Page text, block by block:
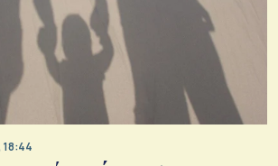
18:44